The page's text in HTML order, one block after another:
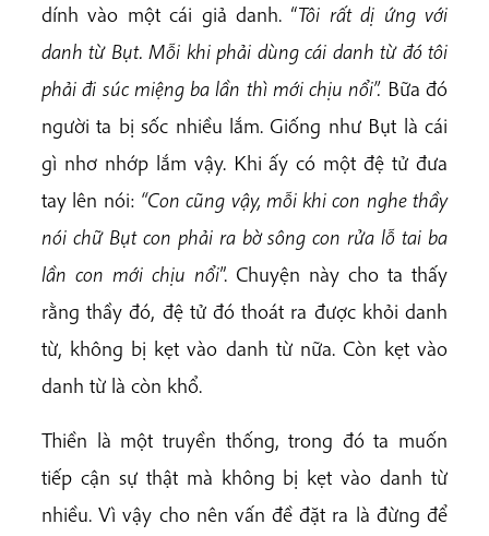
dính vào một cái giả danh. “Tôi rất dị ứng với
danh từ Bụt. Mỗi khi phải dùng cái danh từ đó tôi
phải đi súc miệng ba lần thì mới chịu nổi”. Bữa đó
người ta bị sốc nhiều lắm. Giống như Bụt là cái
gì nhơ nhớp lắm vậy. Khi ấy có một đệ tử đưa
tay lên nói: “Con cũng vậy, mỗi khi con nghe thầy
nói chữ Bụt con phải ra bờ sông con rửa lỗ tai ba
lần con mới chịu nổi”. Chuyện này cho ta thấy
rằng thầy đó, đệ tử đó thoát ra được khỏi danh
từ, không bị kẹt vào danh từ nữa. Còn kẹt vào
danh từ là còn khổ.
Thiền là một truyền thống, trong đó ta muốn
tiếp cận sự thật mà không bị kẹt vào danh từ
nhiều. Vì vậy cho nên vấn đề đặt ra là đừng để